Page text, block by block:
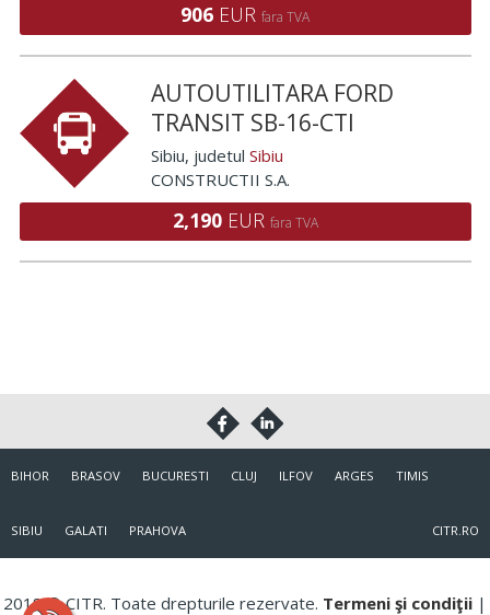
906 EUR fara TVA
AUTOUTILITARA FORD
TRANSIT SB-16-CTI
Sibiu, judetul Sibiu
CONSTRUCTII S.A.
2,190 EUR fara TVA
BIHOR BRASOV BUCURESTI CLUJ ILFOV ARGES TIMIS
SIBIU GALATI PRAHOVA CITR.RO
2018 © CITR. Toate drepturile rezervate. Termeni şi condiţii |